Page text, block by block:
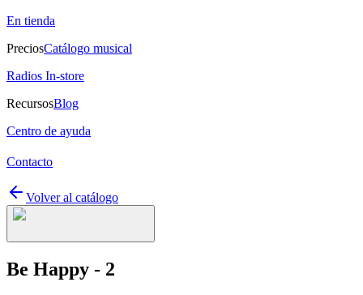
En tienda
PreciosCatálogo musical
Radios In-store
RecursosBlog
Centro de ayuda
Contacto
Volver al catálogo
Be Happy - 2